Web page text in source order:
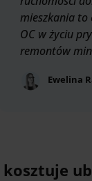
mieszkania to
OC w życiu
remontów
Ewelina